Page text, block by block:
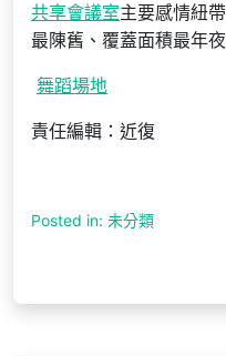
共享會議室主要感情紐
最陳舊、覆蓋面積最年
舞蹈場地
責任編輯：近復
Posted in: 未分類